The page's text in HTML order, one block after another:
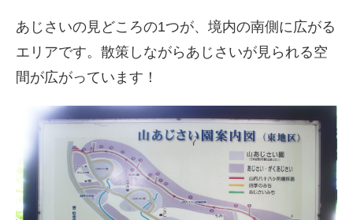
あじさいの見どころの1つが、境内の南側に広がる
エリアです。散策しながらあじさいが見られる空
間が広がっています！